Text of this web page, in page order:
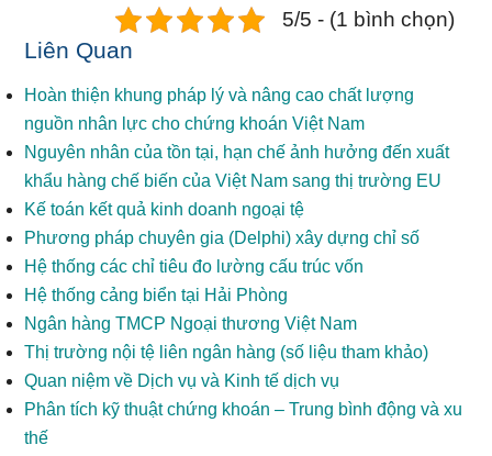
5/5 - (1 bình chọn)
Liên Quan
Hoàn thiện khung pháp lý và nâng cao chất lượng
nguồn nhân lực cho chứng khoán Việt Nam
Nguyên nhân của tồn tại, hạn chế ảnh hưởng đến xuất
khẩu hàng chế biến của Việt Nam sang thị trường EU
Kế toán kết quả kinh doanh ngoại tệ
Phương pháp chuyên gia (Delphi) xây dựng chỉ số
Hệ thống các chỉ tiêu đo lường cấu trúc vốn
Hệ thống cảng biển tại Hải Phòng
Ngân hàng TMCP Ngoại thương Việt Nam
Thị trường nội tệ liên ngân hàng (số liệu tham khảo)
Quan niệm về Dịch vụ và Kinh tế dịch vụ
Phân tích kỹ thuật chứng khoán – Trung bình động và xu
thế